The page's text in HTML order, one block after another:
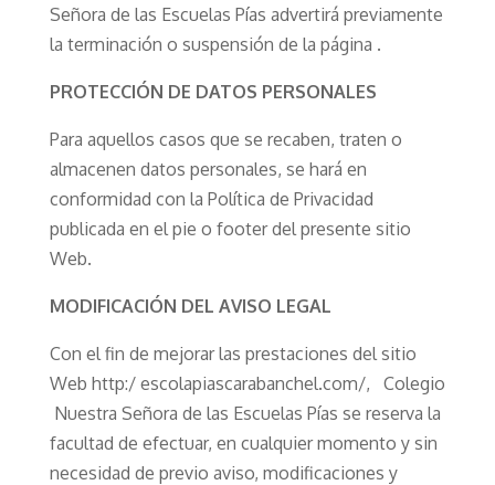
Señora de las Escuelas Pías advertirá previamente
la terminación o suspensión de la página .
PROTECCIÓN DE DATOS PERSONALES
Para aquellos casos que se recaben, traten o
almacenen datos personales, se hará en
conformidad con la Política de Privacidad
publicada en el pie o footer del presente sitio
Web.
MODIFICACIÓN DEL AVISO LEGAL
Con el fin de mejorar las prestaciones del sitio
Web http:/ escolapiascarabanchel.com/, Colegio
Nuestra Señora de las Escuelas Pías se reserva la
facultad de efectuar, en cualquier momento y sin
necesidad de previo aviso, modificaciones y